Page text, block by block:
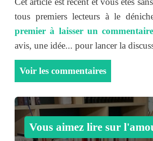
tous premiers lecteurs à le
premier à laisser un commentaire
avis, une idée... pour lancer la
Voir les commentaires
Vous aimez lire sur